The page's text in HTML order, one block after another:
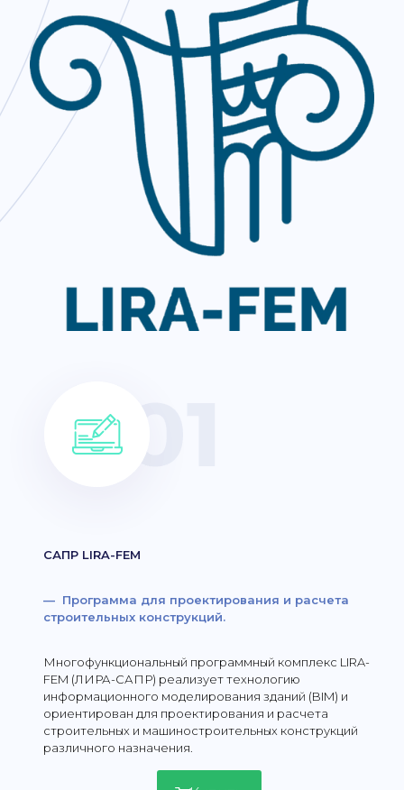
САПР LIRA-FEM
— Программа для проектирования и расчета
строительных конструкций.
Многофункциональный программный комплекс LIRA-
FEM (ЛИРА-САПР) реализует технологию
информационного моделирования зданий (BIM) и
ориентирован для проектирования и расчета
строительных и машиностроительных конструкций
различного назначения.